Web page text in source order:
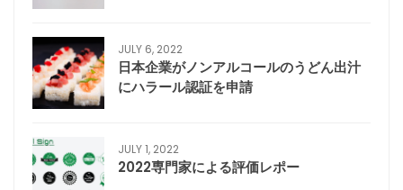
JULY 6, 2022
日本企業がノンアルコールのうどん出汁
にハラール認証を申請
JULY 1, 2022
2022専門家による評価レポー